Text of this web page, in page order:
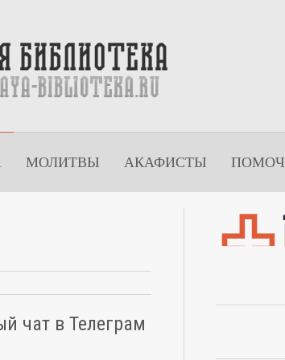
МОЛИТВЫ АКАФИСТЫ
чат в Телеграм